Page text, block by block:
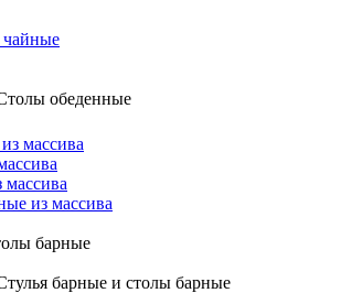
обеденные
массива
из массива
барные
барные и столы барные